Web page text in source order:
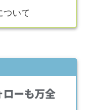
ついて
ーも万全